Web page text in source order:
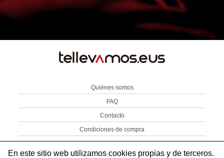
Quiénes somos
FAQ
Contacto
Condiciones de compra
Aviso Legal